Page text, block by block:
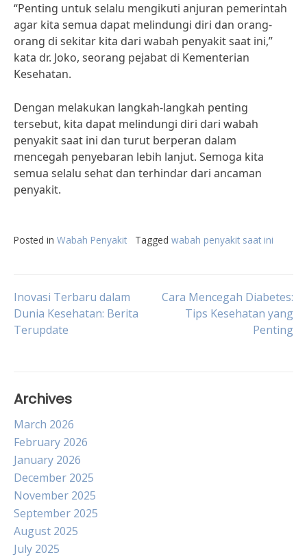
“Penting untuk selalu mengikuti anjuran pemerintah
agar kita semua dapat melindungi diri dan orang-
orang di sekitar kita dari wabah penyakit saat ini,”
kata dr. Joko, seorang pejabat di Kementerian
Kesehatan.
Dengan melakukan langkah-langkah penting
tersebut, kita dapat melindungi diri dari wabah
penyakit saat ini dan turut berperan dalam
mencegah penyebaran lebih lanjut. Semoga kita
semua selalu sehat dan terhindar dari ancaman
penyakit.
Posted in Wabah Penyakit Tagged wabah penyakit saat ini
Post
navigation
Inovasi Terbaru dalam
Dunia Kesehatan: Berita
Terupdate
Cara Mencegah Diabetes:
Tips Kesehatan yang
Penting
Archives
March 2026
February 2026
January 2026
December 2025
November 2025
September 2025
August 2025
July 2025